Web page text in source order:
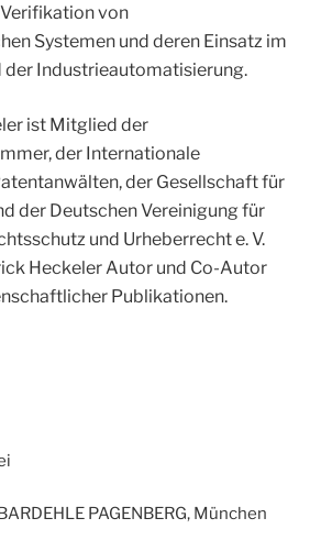
von
Systemen und deren Einsatz im
der Industrieautomatisierung.
ist Mitglied der
der Internationale
der Gesellschaft für
der Deutschen Vereinigung für
und Urheberrecht e. V.
Heckeler Autor und Co-Autor
Publikationen.
PAGENBERG, München